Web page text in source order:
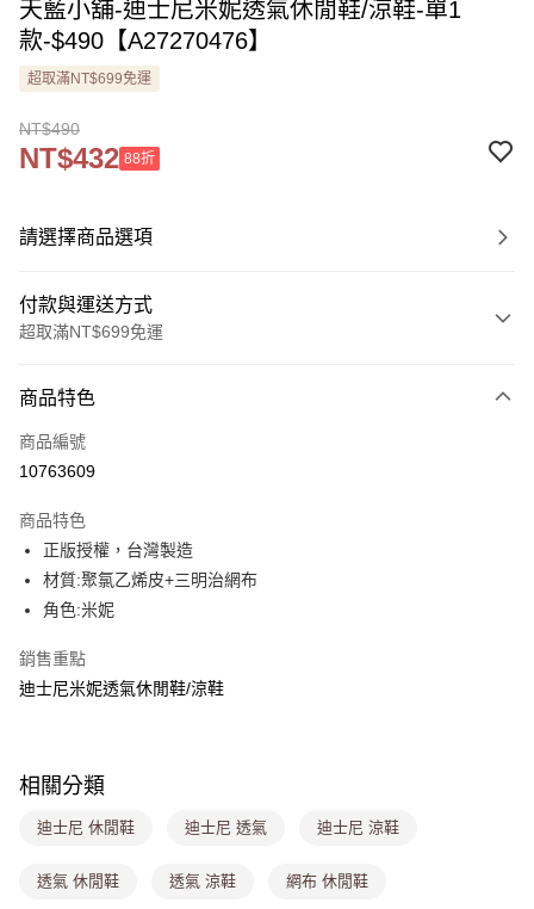
天藍小舖-迪士尼米妮透氣休閒鞋/涼鞋-單1
款-$490【A27270476】
超取滿NT$699免運
NT$490
NT$432 88折
請選擇商品選項
付款與運送方式
超取滿NT$699免運
信用卡一次付款
超商取貨付款
Apple Pay
街口支付
Google Pay
【大哥付你分期使用說明】
1.本服務由台灣大哥大提供，台灣大哥大用戶可立即使用無須另外申請。
2.付款方式選擇「大哥付你分期」，訂單成立後會自動跳轉到大哥付的交易
3.實際核准額度、可分期數及費用金額請依後續交易確認頁面所載為準。
ATM付款
全家取貨付款
商品特色
商品編號
10763609
商品特色
正版授權，台灣製造
材質:聚氯乙烯皮+三明治網布
角色:米妮
銷售重點
迪士尼米妮透氣休閒鞋/涼鞋
相關分類
迪士尼 休閒鞋 迪士尼 透氣 迪士尼 涼鞋
透氣 休閒鞋 透氣 涼鞋 網布 休閒鞋